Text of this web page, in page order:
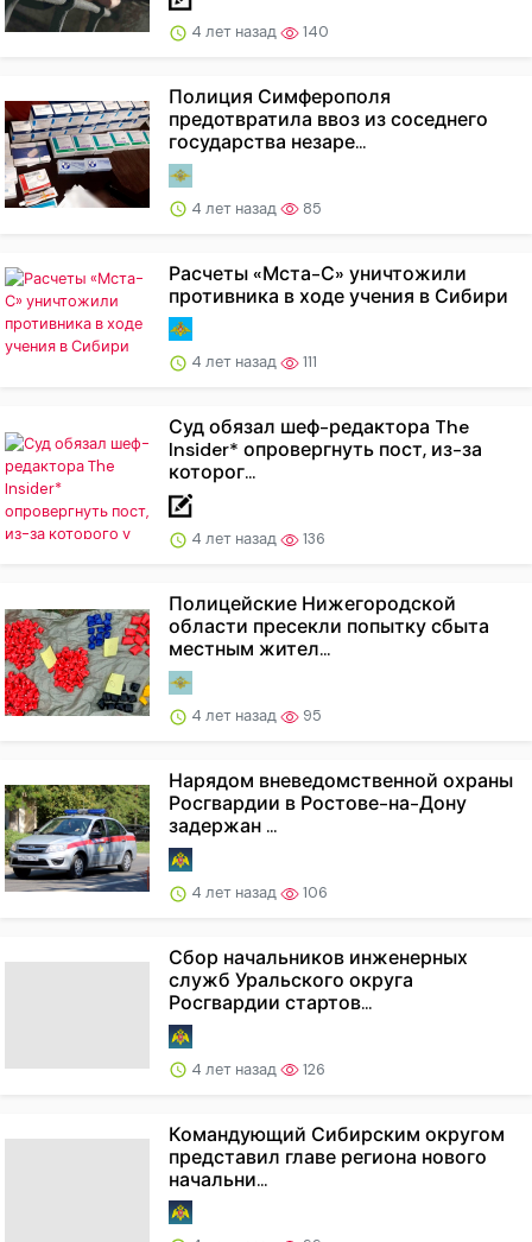
4 лет назад 140
Полиция Симферополя
предотвратила ввоз из соседнего
государства незаре...
4 лет назад 85
Расчеты «Мста-С» уничтожили
противника в ходе учения в Сибири
4 лет назад 111
Суд обязал шеф-редактора The
Insider* опровергнуть пост, из-за
которог...
4 лет назад 136
Полицейские Нижегородской
области пресекли попытку сбыта
местным жител...
4 лет назад 95
Нарядом вневедомственной охраны
Росгвардии в Ростове-на-Дону
задержан ...
4 лет назад 106
Сбор начальников инженерных
служб Уральского округа
Росгвардии стартов...
4 лет назад 126
Командующий Сибирским округом
представил главе региона нового
начальни...